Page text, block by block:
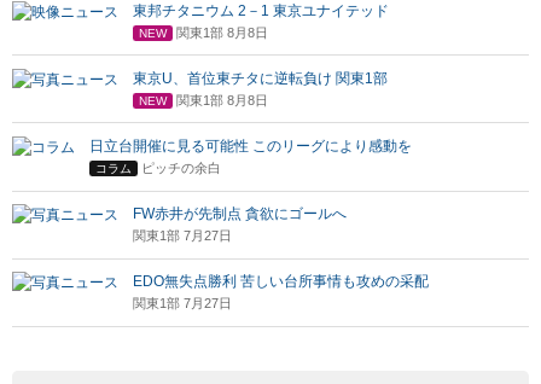
東邦チタニウム 2－1 東京ユナイテッド
NEW 関東1部 8月8日
東京U、首位東チタに逆転負け 関東1部
NEW 関東1部 8月8日
日立台開催に見る可能性 このリーグにより感動を
コラム ピッチの余白
FW赤井が先制点 貪欲にゴールへ
関東1部 7月27日
EDO無失点勝利 苦しい台所事情も攻めの采配
関東1部 7月27日